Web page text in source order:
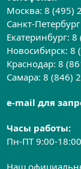
Москва:8 (495)
Санкт-
Екатеринбург:8
Новосибирск:8
Краснодар:8
Самара:8 (846)
e-mail для
Часы работы:
Пн-ПТ 9:00-18:00
Наш